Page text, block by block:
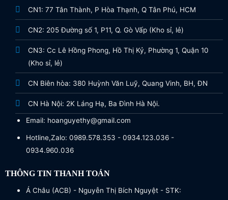
CN1: 77 Tân Thành, P Hòa Thạnh, Q Tân Phú, HCM
CN2: 205 Đường số 1, P11, Q. Gò Vấp (Kho sỉ, lẻ)
CN3: Cc Lê Hồng Phong, Hồ Thị Kỷ, Phường 1, Quận 10
(Kho sỉ, lẻ)
CN Biên hòa: 380 Huỳnh Văn Luỹ, Quang Vinh, BH, ĐN
CN Hà Nội: 2K Láng Hạ, Ba Đình Hà Nội.
Email: hoanguyethy@gmail.com
Hotline,Zalo: 0989.578.353 - 0934.123.036 -
0934.960.036
THÔNG TIN THANH TOÁN
Á Châu (ACB) - Nguyễn Thị Bích Nguyệt - STK: